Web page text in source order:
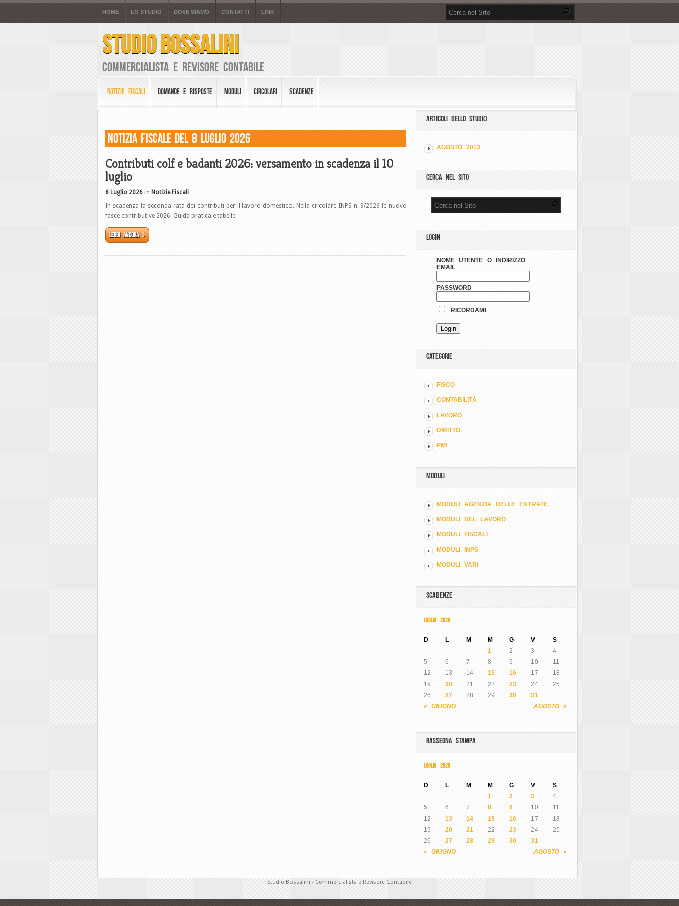
HOME LO STUDIO DOVE SIAMO CONTATTI LINK
STUDIO BOSSALINI
Commercialista e Revisore Contabile
NOTIZIE FISCALI DOMANDE E RISPOSTE MODULI CIRCOLARI SCADENZE
Notizia Fiscale del 8 Luglio 2026
Contributi colf e badanti 2026: versamento in scadenza il 10
luglio
8 Luglio 2026 in Notizie Fiscali
In scadenza la seconda rata dei contributi per il lavoro domestico. Nella circolare INPS n. 9/2026 le nuove
fasce contributive 2026. Guida pratica e tabelle
Leggi ancora »
ARTICOLI DELLO STUDIO
AGOSTO 2013
CERCA NEL SITO
LOGIN
NOME UTENTE O INDIRIZZO
EMAIL
PASSWORD
RICORDAMI
CATEGORIE
FISCO
CONTABILITÀ
LAVORO
DIRITTO
PMI
MODULI
MODULI AGENZIA DELLE ENTRATE
MODULI DEL LAVORO
MODULI FISCALI
MODULI INPS
MODULI VARI
SCADENZE
LUGLIO 2026
D L M M G V S
« GIUGNO AGOSTO »
1 2 3
4
5
6 7 8 9 10
11
12
13 14 15 16 17
18
19
20 21 22 23 24
25
26
27 28 29 30 31
RASSEGNA STAMPA
LUGLIO 2026
D L M M G V S
« GIUGNO AGOSTO »
1 2 3
4
5
6 7 8 9 10
11
12
13 14 15 16 17
18
19
20 21 22 23 24
25
26
27 28 29 30 31
Studio Bossalini - Commercialista e Revisore Contabile